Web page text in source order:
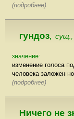
(подробнее)
гундоз, сущ.,
значение:
изменение голоса
человека заложен
(подробнее)
Ничего не